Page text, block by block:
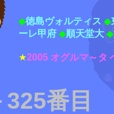
◆徳島ヴォルティス ◆
ーレ甲府 ◆順天堂大 ◆
★2005 オグルマ～タ
325番目